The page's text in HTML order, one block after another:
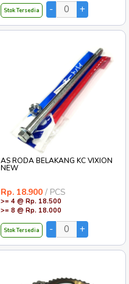
Stok Tersedia
AS RODA BELAKANG KC VIXION
NEW
Rp. 18.900 / PCS
>= 4 @ Rp. 18.500
>= 8 @ Rp. 18.000
Stok Tersedia